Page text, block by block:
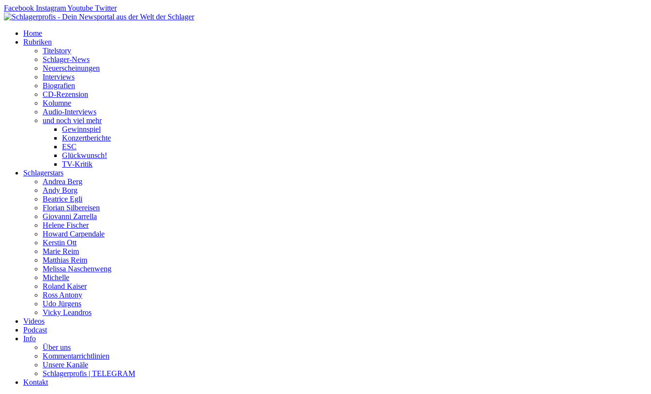
Zum
Inhalt
Facebook InstagramYoutube Twitter
Home
Rubriken
Titelstory
Schlager-News
Neuerscheinungen
Interviews
Biografien
CD-Rezension
Kolumne
Audio-Interviews
und noch viel mehr
Gewinnspiel
Konzertberichte
ESC
Glückwunsch!
TV-Kritik
Schlagerstars
Andrea Berg
Andy Borg
Beatrice Egli
Florian Silbereisen
Giovanni Zarrella
Helene Fischer
Howard Carpendale
Kerstin Ott
Marie Reim
Matthias Reim
Melissa Naschenweng
Michelle
Roland Kaiser
Ross Antony
Udo Jürgens
Vicky Leandros
Videos
Podcast
Info
Über uns
Kommentarrichtlinien
Unsere Kanäle
Schlagerprofis | TELEGRAM
Kontakt